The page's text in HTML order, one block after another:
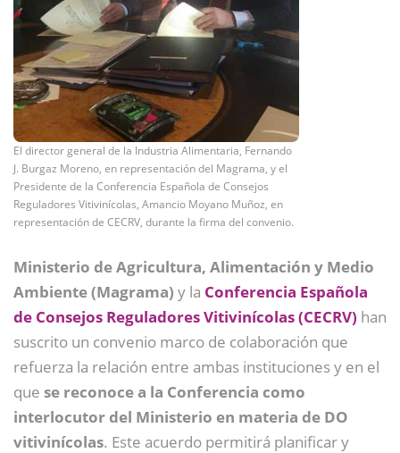
El director general de la Industria Alimentaria, Fernando
J. Burgaz Moreno, en representación del Magrama, y el
Presidente de la Conferencia Española de Consejos
Reguladores Vitivinícolas, Amancio Moyano Muñoz, en
representación de CECRV, durante la firma del convenio.
Ministerio de Agricultura, Alimentación y Medio
Ambiente (Magrama) y la Conferencia Española
de Consejos Reguladores Vitivinícolas (CECRV) han
suscrito un convenio marco de colaboración que
refuerza la relación entre ambas instituciones y en el
que se reconoce a la Conferencia como
interlocutor del Ministerio en materia de DO
vitivinícolas. Este acuerdo permitirá planificar y